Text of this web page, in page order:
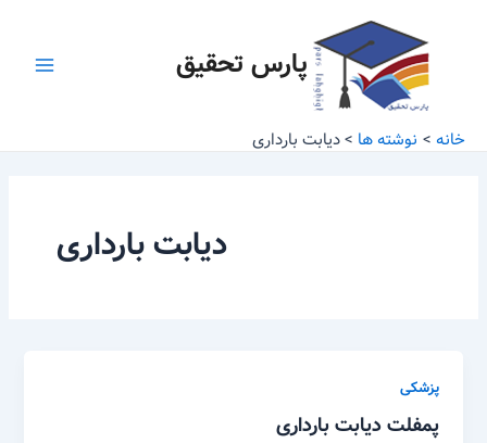
پارس تحقیق
خانه نوشته ها دیابت بارداری
دیابت بارداری
پزشکی
پمفلت دیابت بارداری